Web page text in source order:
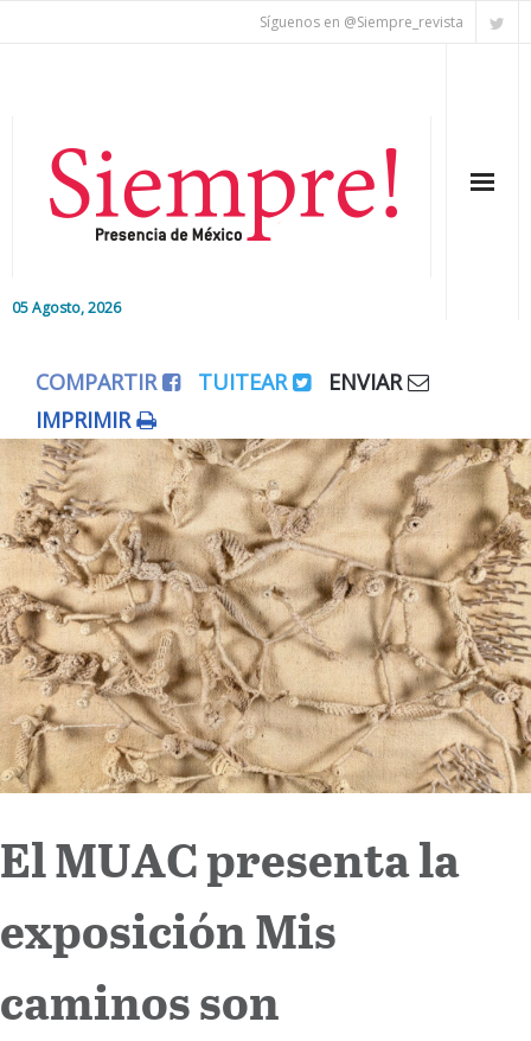
Síguenos en @Siempre_revista
05 Agosto, 2026
Editorial
Nacional
Colaboradores
Internacional
Cultura
COMPARTIR TUITEAR
ENVIAR
IMPRIMIR
El MUAC presenta la
exposición Mis
caminos son